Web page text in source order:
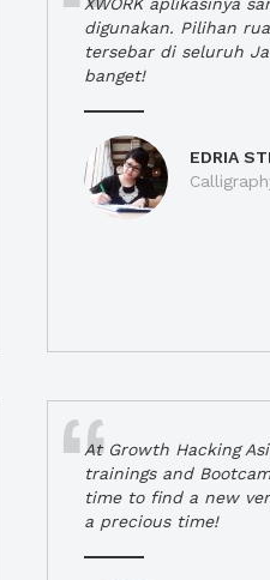
digunakan. Pilihan
tersebar di seluruh
banget!
EDRIA
At Growth Hacking
trainings and
time to find a new
a precious time!